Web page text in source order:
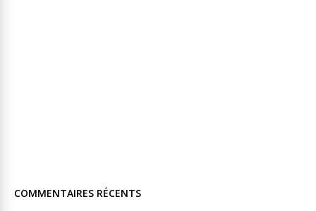
COMMENTAIRES RÉCENTS